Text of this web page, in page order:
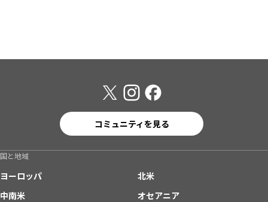
コミュニティを見る
国と地域
ヨーロッパ
北米
中南米
オセアニア